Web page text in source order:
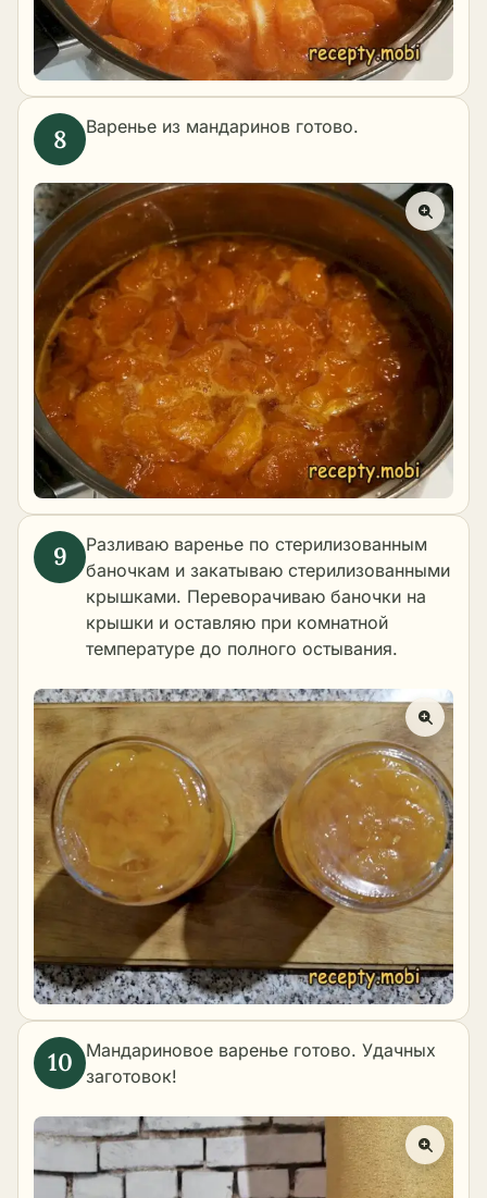
Варенье из мандаринов готово.
Разливаю варенье по стерилизованным
баночкам и закатываю стерилизованными
крышками. Переворачиваю баночки на
крышки и оставляю при комнатной
температуре до полного остывания.
Мандариновое варенье готово. Удачных
заготовок!